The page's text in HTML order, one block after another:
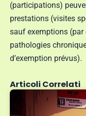
(participations)
prestations (visites
sauf exemptions (par
pathologies
d’exemption prévus).
Articoli Correlati